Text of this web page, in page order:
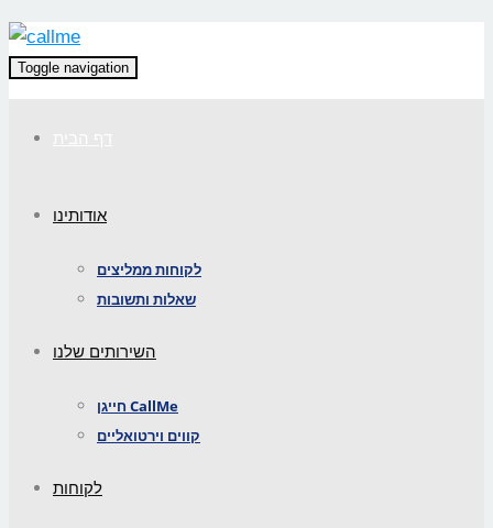
Toggle navigation
אודותינו
לקוחות ממליצים
שאלות ותשובות
השירותים שלנו
חייגן CallMe
קווים וירטואליים
לקוחות